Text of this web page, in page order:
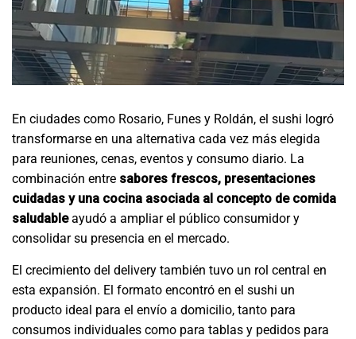
En ciudades como Rosario, Funes y Roldán, el sushi logró
transformarse en una alternativa cada vez más elegida
para reuniones, cenas, eventos y consumo diario. La
combinación entre sabores frescos, presentaciones
cuidadas y una cocina asociada al concepto de comida
saludableayudó a ampliar el público consumidor y
consolidar su presencia en el mercado.
El crecimiento del delivery también tuvo un rol central en
esta expansión. El formato encontró en el sushi un
producto ideal para el envío a domicilio, tanto para
consumos individuales como para tablas y pedidos para